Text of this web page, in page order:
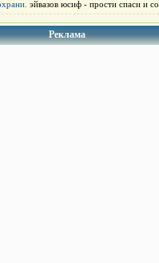
эйвазов юсиф - прости спаси и со
Реклама